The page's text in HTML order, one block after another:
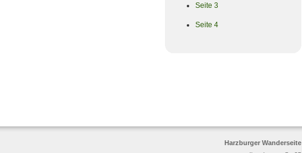
Seite 3
Seite 4
Harzburger Wanderseite